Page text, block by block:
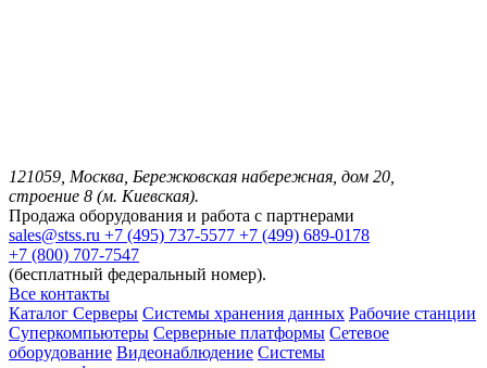
121059, Москва, Бережковская набережная, дом 20,
строение 8 (м. Киевская).
Продажа оборудования и работа с партнерами
sales@stss.ru +7 (495) 737-5577 +7 (499) 689-0178
+7 (800) 707-7547
(бесплатный федеральный номер).
Все контакты
Каталог Серверы Системы хранения данных Рабочие станции
Суперкомпьютеры Серверные платформы Сетевое
оборудование Видеонаблюдение Системы